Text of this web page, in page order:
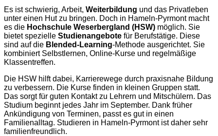
Es ist schwierig, Arbeit, Weiterbildung und das Privatleben
unter einen Hut zu bringen. Doch in Hameln-Pyrmont macht
es die Hochschule Weserbergland (HSW) möglich. Sie
bietet spezielle Studienangebote für Berufstätige. Diese
sind auf die Blended-Learning-Methode ausgerichtet. Sie
kombiniert Selbstlernen, Online-Kurse und regelmäßige
Klassentreffen.
Die HSW hilft dabei, Karrierewege durch praxisnahe Bildung
zu verbessern. Die Kurse finden in kleinen Gruppen statt.
Das sorgt für guten Kontakt zu Lehrern und Mitschülern. Das
Studium beginnt jedes Jahr im September. Dank früher
Ankündigung von Terminen, passt es gut in einen
Familienalltag. Studieren in Hameln-Pyrmont ist daher sehr
familienfreundlich.